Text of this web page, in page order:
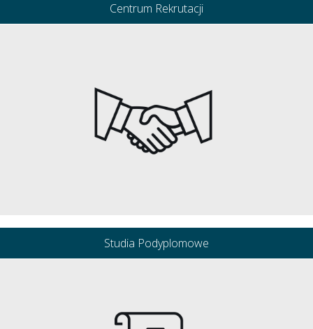
Centrum Rekrutacji
Studia Podyplomowe